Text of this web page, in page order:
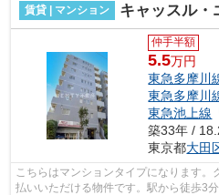
賃貸 | マンション キャッスル・
仲手半額
5.5万円
東急多摩川
東急多摩川
東急池上線
築33年 /
東京都大田
こちらはマンションタイプになります
払いいただける物件です。駅から徒歩3